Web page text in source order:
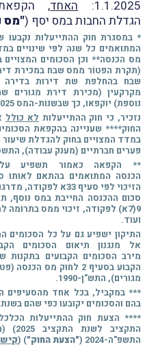
1.1.2025:
האחד,
הגדלת החבות במס יסף ("מס
* במסגרת חוק ההתייעלות נקבעו
מקרקעין (מכירת דירת מגורים
נוספת) יוקפאו, כך שבשנות-המס 2027-2025 לא יתואמו הסכומים.***
נזכיר, כי חוק ההתייעלות לא כולל
החוק**** שעניינה בהקפאת
במדד המצויים בחוק להגדלת
פערים חברתיים (מענק עבודה),
** הקפאה כאמור תשפיע
הכנסה המתואמים בהתאם לאותו
סכום ההכנסה החייבת במס נוסף,
ועוד.
התיקון ישפיע גם על כל הסכומים
מירב הסכומים הקבועים בתקנות
הקבוע בסעיף 2 לחוק
מגורים), התש"ן-1990.
*** במקביל, בכל אחד מהסעיפים
בהם והסכומים יקובעו כפי שהם בשנת 2024 לאחַר עיגולם.
**** הצעת חוק ההתייעלות
התשפ"ה-2024 (
"הצעת החוק") (